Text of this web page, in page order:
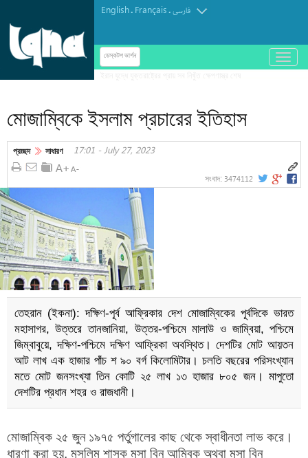
English. Français.فارسی
ডেস্কটপ ভার্শন
باز
و
মোজাম্বিকে ইসলাম প্রচারের ইতিহাস
প্রচ্ছদ সাধারণ 17:01 - July 27, 2023
সংবাদ: 3474112
তেহরান (ইকনা): দক্ষিণ-পূর্ব আফ্রিকার দেশ মোজাম্বিকের পূর্বদিকে ভারত
মহাসাগর, উত্তরে তানজানিয়া, উত্তর-পশ্চিমে মালাউ ও জাম্বিয়া, পশ্চিমে
জিম্বাবুয়ে, দক্ষিণ-পশ্চিমে দক্ষিণ আফ্রিকা অবস্থিত। দেশটির মোট আয়তন
আট লাখ এক হাজার পাঁচ শ ৯০ বর্গ কিলোমিটার। চলতি বছরের পরিসংখ্যান
মতে মোট জনসংখ্যা তিন কোটি ২৫ লাখ ১৩ হাজার ৮০৫ জন। মাপুতো
দেশটির প্রধান শহর ও রাজধানী।
মোজাম্বিক ২৫ জুন ১৯৭৫ পর্তুগালের কাছ থেকে স্বাধীনতা লাভ করে।
ধারণা করা হয়, মুসলিম শাসক মুসা বিন আম্বিক অথবা মুসা বিন